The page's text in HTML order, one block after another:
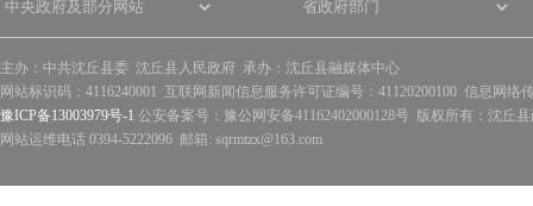
主办：中共沈丘县委 沈丘县人民政府 承办：沈丘县融媒体中心
网站标识码：4116240001 互联网新闻信息服务许可证编号：41120200100 信息网络
豫ICP备13003979号-1 公安备案号：豫公网安备41162402000128号 版权所有：沈丘
网站运维电话 0394-5222096 邮箱: sqrmtzx@163.com